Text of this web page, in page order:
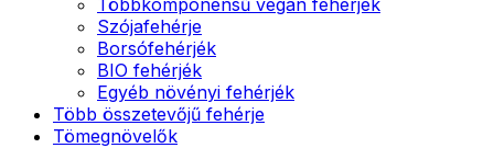
Szójafehérje
Borsófehérjék
BIO fehérjék
Egyéb növényi fehérjék
Több összetevőjű fehérje
Tömegnövelők